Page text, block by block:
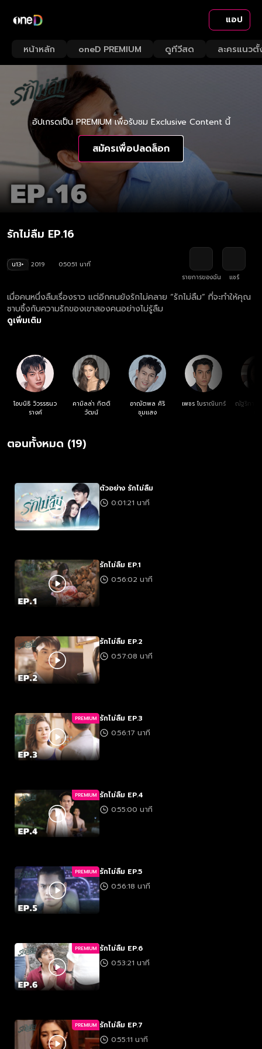
แอป
หน้าหลัก oneD PREMIUM ดูทีวีสด ละครแนวตั้
อัปเกรดเป็น PREMIUM เพื่อรับชม Exclusive Content นี้
สมัครเพื่อปลดล็อก
รักไม่ลืม EP.16
น13+ 2019
0:50:51 นาที
รายการของฉัน
แชร์
เมื่อคนหนึ่งลืมเรื่องราว แต่อีกคนยังรักไม่คลาย “รักไม่ลืม” ที่จะทำให้คุณ
ซาบซึ้งกับความรักของเขาสองคนอย่างไม่รู้ลืม
ดูเพิ่มเติม
โอบนิธิ วิวรรธนว
รางค์
คามิลล่า กิตติ
วัฒน์
อาณัตพล ศิริ
ชุมแสง
เพชร โบราณินทร์
ณัฐริกา ธ
ตอนทั้งหมด (19)
ตัวอย่าง รักไม่ลืม
0:01:21 นาที
รักไม่ลืม EP.1
0:56:02 นาที
รักไม่ลืม EP.2
0:57:08 นาที
PREMIUM รักไม่ลืม EP.3
0:56:17 นาที
PREMIUM รักไม่ลืม EP.4
0:55:00 นาที
PREMIUM รักไม่ลืม EP.5
0:56:18 นาที
PREMIUM รักไม่ลืม EP.6
0:53:21 นาที
PREMIUM รักไม่ลืม EP.7
0:55:11 นาที